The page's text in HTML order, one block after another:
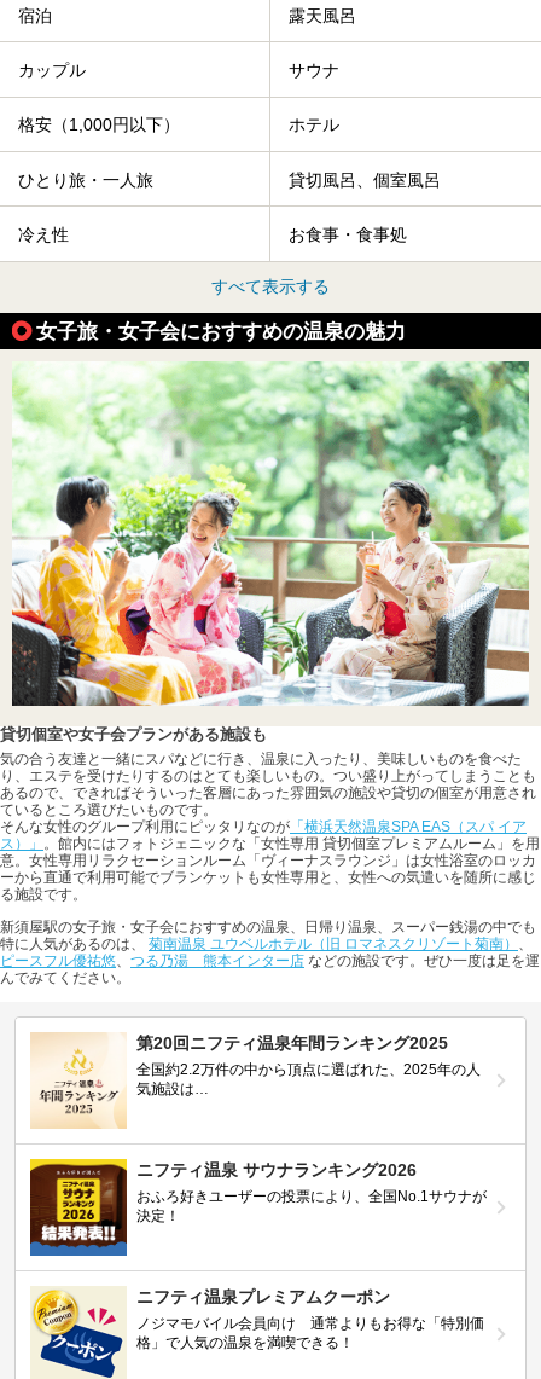
宿泊 露天風呂
カップル サウナ
格安（1,000円以下） ホテル
ひとり旅・一人旅 貸切風呂、個室風呂
冷え性 お食事・食事処
すべて表示する
女子旅・女子会におすすめの温泉の魅力
貸切個室や女子会プランがある施設も
気の合う友達と一緒にスパなどに行き、温泉に入ったり、美味しいものを食べた
り、エステを受けたりするのはとても楽しいもの。つい盛り上がってしまうことも
あるので、できればそういった客層にあった雰囲気の施設や貸切の個室が用意され
ているところ選びたいものです。
そんな女性のグループ利用にピッタリなのが 「横浜天然温泉SPA EAS（スパ イア
ス）」 。館内にはフォトジェニックな「女性専用 貸切個室プレミアムルーム」を用
意。女性専用リラクセーションルーム「ヴィーナスラウンジ」は女性浴室のロッカ
ーから直通で利用可能でブランケットも女性専用と、女性への気遣いを随所に感じ
る施設です。
新須屋駅の女子旅・女子会におすすめの温泉、日帰り温泉、スーパー銭湯の中でも
特に人気があるのは、 菊南温泉 ユウベルホテル（旧 ロマネスクリゾート菊南） 、
ピースフル優祐悠、 つる乃湯 熊本インター店 などの施設です。ぜひ一度は足を運
んでみてください。
第20回ニフティ温泉年間ランキング2025
全国約2.2万件の中から頂点に選ばれた、2025年の人
気施設は…
ニフティ温泉 サウナランキング2026
おふろ好きユーザーの投票により、全国No.1サウナが
決定！
ニフティ温泉プレミアムクーポン
ノジマモバイル会員向け 通常よりもお得な「特別価
格」で人気の温泉を満喫できる！